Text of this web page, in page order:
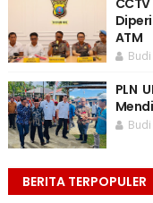
ATM
Budi
PLN
Budi
BERITA TERPOPULER